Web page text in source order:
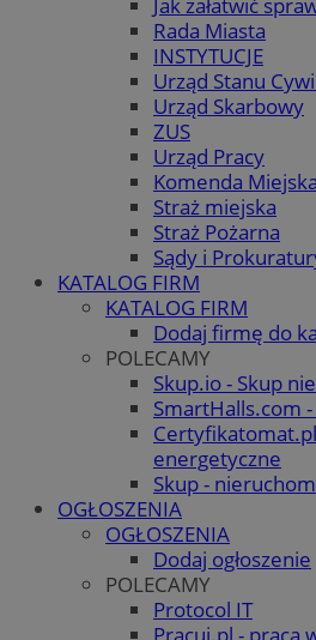
Rada Miasta
INSTYTUCJE
Urząd Stanu
Urząd Skarbowy
ZUS
Urząd Pracy
Komenda
Straż miejska
Straż Pożarna
Sądy i
KATALOG FIRM
KATALOG FIRM
Dodaj firmę do
POLECAMY
Skup.io - Skup
SmartHalls.com
energetyczne
Skup -
OGŁOSZENIA
OGŁOSZENIA
Dodaj ogłoszenie
POLECAMY
Protocol IT